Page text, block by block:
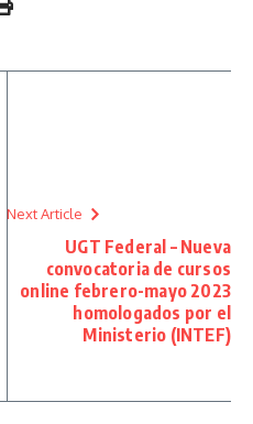
Next Article
UGT Federal – Nueva
convocatoria de cursos
online febrero-mayo 2023
homologados por el
Ministerio (INTEF)